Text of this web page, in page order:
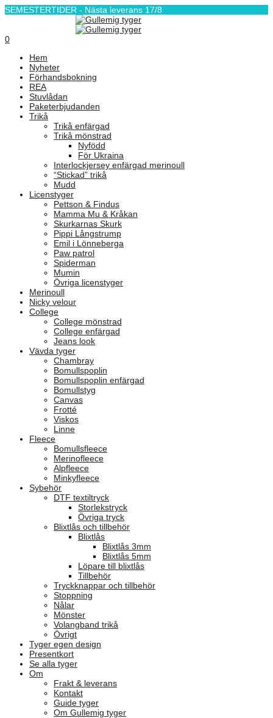
SEMESTERTIDER - Nästa leverans 17/8
0
Hem
Nyheter
Förhandsbokning
REA
Stuvlådan
Paketerbjudanden
Trikå
Trikå enfärgad
Trikå mönstrad
Nyfödd
För Ukraina
Interlockjersey enfärgad merinoull
“Stickad” trikå
Mudd
Licenstyger
Pettson & Findus
Mamma Mu & Kråkan
Skurkarnas Skurk
Pippi Långstrump
Emil i Lönneberga
Paw patrol
Spiderman
Mumin
Övriga licenstyger
Merinoull
Nicky velour
College
College mönstrad
College enfärgad
Jeans look
Vävda tyger
Chambray
Bomullspoplin
Bomullspoplin enfärgad
Bomullstyg
Canvas
Frotté
Viskos
Linne
Fleece
Bomullsfleece
Merinofleece
Alpfleece
Minkyfleece
Sybehör
DTF textiltryck
Storlekstryck
Övriga tryck
Blixtlås och tillbehör
Blixtlås
Blixtlås 3mm
Blixtlås 5mm
Löpare till blixtlås
Tillbehör
Tryckknappar och tillbehör
Stoppning
Nålar
Mönster
Volangband trikå
Övrigt
Tyger egen design
Presentkort
Se alla tyger
Om
Frakt & leverans
Kontakt
Guide tyger
Om Gullemig tyger